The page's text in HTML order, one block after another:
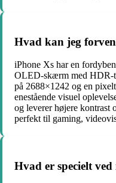
Hvad kan jeg
iPhone Xs har en
OLED-skærm med HDR-
på 2688×1242 og en
enestående visuel
og leverer højere kontrast
perfekt til gaming,
Hvad er specielt ved